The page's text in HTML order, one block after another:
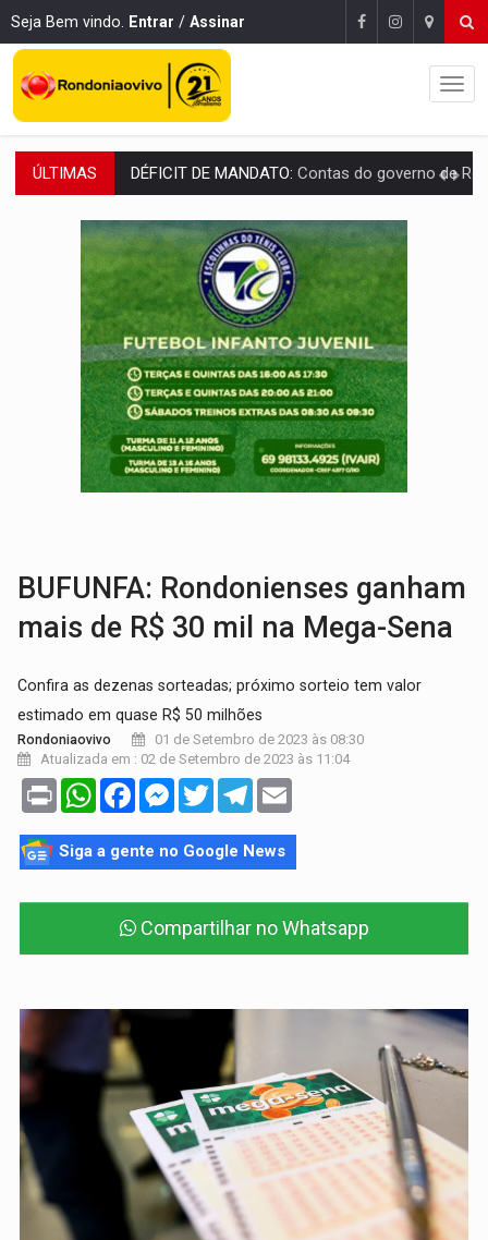
Seja Bem vindo. Entrar / Assinar
ÚLTIMAS CREDIBILIDADE:Superintendentes da PF defendem independência e apoio
ALIANÇA PODEROSA:Chapa vitaminada pode alcançar larga e boa
SÃO PAULO:PM abre concurso público com 2.000 vagas para
CINEAMAZÔNIA:Filmes rondonienses provocam debate sobre temas urgentes
Publicação Legal:AVISO DE LICITAÇÃO: PREGÃO ELETRÔNICO Nº
RUA DAS PENHAS:MPRO promove intervenção artística pelos
PEDIDO DE PROVIDÊNCIA:Erosão ameaça acesso a bairros às margens do
ELEIÇÕES 2026:Policial candidato a deputado federal do PL declara
BUFUNFA: Rondonienses ganham
mais de R$ 30 mil na Mega-Sena
Confira as dezenas sorteadas; próximo sorteio tem valor
estimado em quase R$ 50 milhões
Rondoniaovivo
01 de Setembro de 2023 às 08:30
Atualizada em : 02 de Setembro de 2023 às 11:04
Print WhatsAppFacebookMessenger
TwitterTelegram
Siga a gente no Google News
Compartilhar no Whatsapp